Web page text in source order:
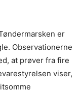
er
Observationerne
at prøver fra fire
viser,